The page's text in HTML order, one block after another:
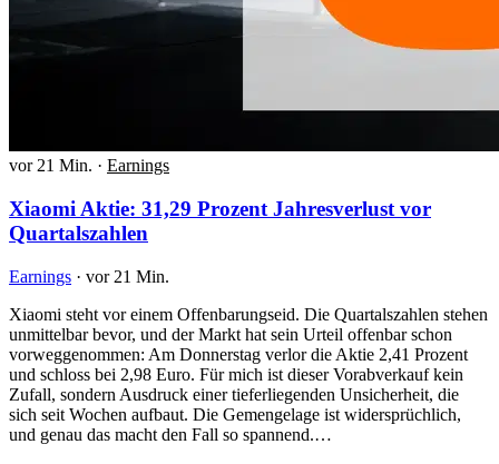
vor 21 Min. · Earnings
Xiaomi Aktie: 31,29 Prozent Jahresverlust vor
Quartalszahlen
Earnings · vor 21 Min.
Xiaomi steht vor einem Offenbarungseid. Die Quartalszahlen stehen
unmittelbar bevor, und der Markt hat sein Urteil offenbar schon
vorweggenommen: Am Donnerstag verlor die Aktie 2,41 Prozent
und schloss bei 2,98 Euro. Für mich ist dieser Vorabverkauf kein
Zufall, sondern Ausdruck einer tieferliegenden Unsicherheit, die
sich seit Wochen aufbaut. Die Gemengelage ist widersprüchlich,
und genau das macht den Fall so spannend.…